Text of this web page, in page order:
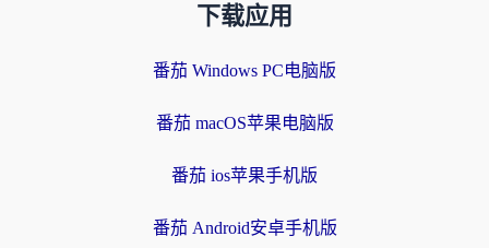
下载应用
番茄 Windows PC电脑版
番茄 macOS苹果电脑版
番茄 ios苹果手机版
番茄 Android安卓手机版